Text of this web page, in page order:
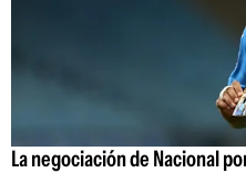
La negociación de Nacional